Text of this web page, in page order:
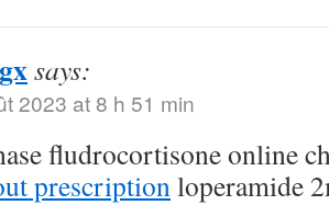
says:
2023 at 8 h 51 min
fludrocortisone online
prescriptionloperamide